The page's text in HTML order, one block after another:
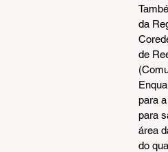
da
de
para
para
área
do